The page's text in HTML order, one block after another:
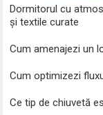
Dormitorul cu
și textile curate
Cum amenajezi un
Cum optimizezi
Ce tip de chiuvetă